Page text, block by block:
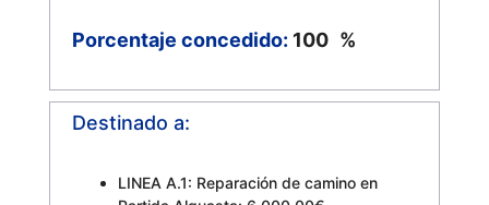
Porcentaje concedido: 100 %
Destinado a:
LINEA A.1: Reparación de camino en